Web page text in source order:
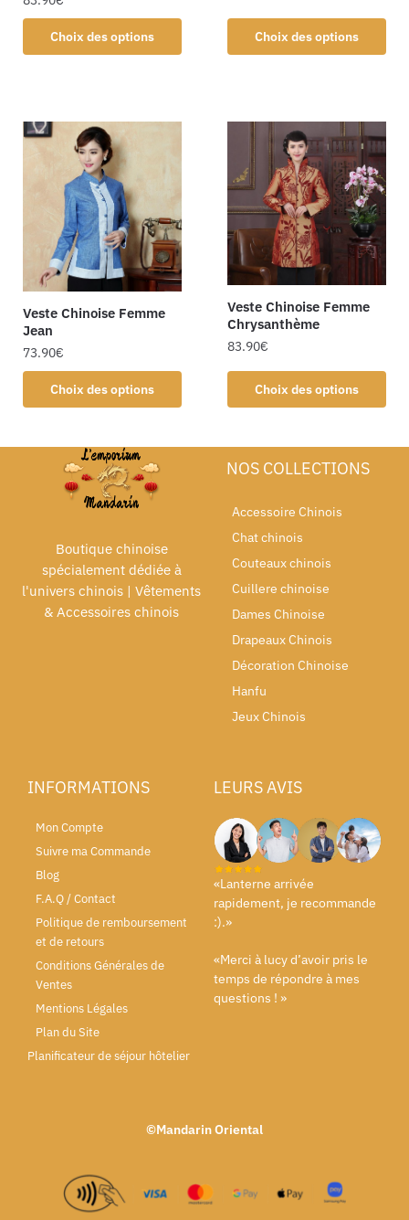
Choix des options Choix des options
Veste Chinoise Femme
Jean
73.90€
Choix des options
Veste Chinoise Femme
Chrysanthème
83.90€
Choix des options
Boutique chinoise
spécialement dédiée à
l'univers chinois | Vêtements
& Accessoires chinois
NOS COLLECTIONS
Accessoire Chinois
Chat chinois
Couteaux chinois
Cuillere chinoise
Dames Chinoise
Drapeaux Chinois
Décoration Chinoise
Hanfu
Jeux Chinois
INFORMATIONS
Mon Compte
Suivre ma Commande
Blog
F.A.Q / Contact
Politique de remboursement
et de retours
Conditions Générales de
Ventes
Mentions Légales
Plan du Site
Planificateur de séjour hôtelier
LEURS AVIS
«Lanterne arrivée
rapidement, je recommande
:).»
«Merci à lucy d’avoir pris le
temps de répondre à mes
questions ! »
©Mandarin Oriental